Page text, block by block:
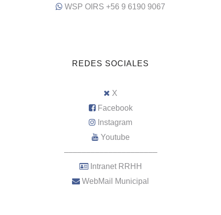
WSP OIRS +56 9 6190 9067
REDES SOCIALES
X
Facebook
Instagram
Youtube
–––––––––––––––––––––
Intranet RRHH
WebMail Municipal